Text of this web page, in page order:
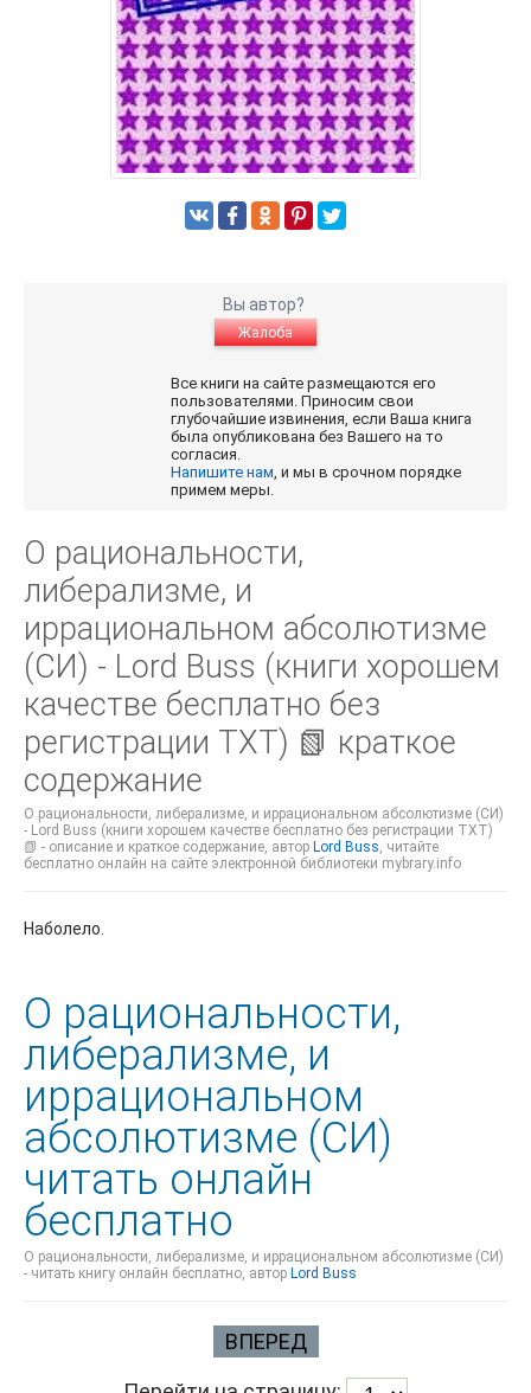
Вы автор?
Жалоба
Все книги на сайте размещаются его
пользователями. Приносим свои
глубочайшие извинения, если Ваша книга
была опубликована без Вашего на то
согласия.
Напишите нам , и мы в срочном порядке
примем меры.
О рациональности,
либерализме, и
иррациональном абсолютизме
(СИ) - Lord Buss (книги хорошем
качестве бесплатно без
регистрации TXT) 📗 краткое
содержание
О рациональности, либерализме, и иррациональном абсолютизме (СИ)
- Lord Buss (книги хорошем качестве бесплатно без регистрации TXT)
📗 - описание и краткое содержание, автор Lord Buss , читайте
бесплатно онлайн на сайте электронной библиотеки mybrary.info
Наболело.
О рациональности,
либерализме, и
иррациональном
абсолютизме (СИ)
читать онлайн
бесплатно
О рациональности, либерализме, и иррациональном абсолютизме (СИ)
- читать книгу онлайн бесплатно, автор Lord Buss
ВПЕРЕД